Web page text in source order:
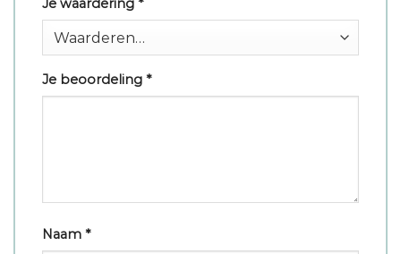
Je waardering *
Je beoordeling *
Naam *